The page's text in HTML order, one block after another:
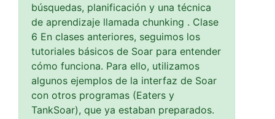
búsquedas, planificación y una técnica
de aprendizaje llamada chunking . Clase
6 En clases anteriores, seguimos los
tutoriales básicos de Soar para entender
cómo funciona. Para ello, utilizamos
algunos ejemplos de la interfaz de Soar
con otros programas (Eaters y
TankSoar), que ya estaban preparados.